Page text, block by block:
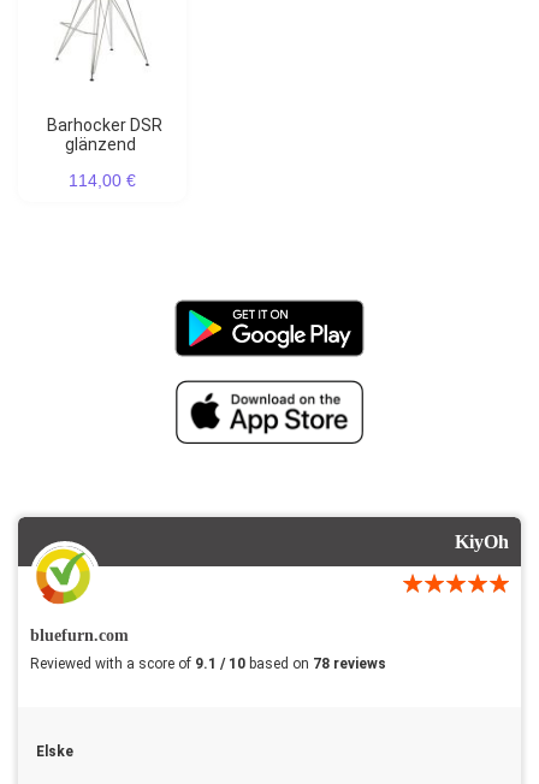
Barhocker DSR
glänzend
114,00 €
KiyOh
bluefurn.com
Reviewed with a score of 9.1 / 10 based on 78 reviews
Elske